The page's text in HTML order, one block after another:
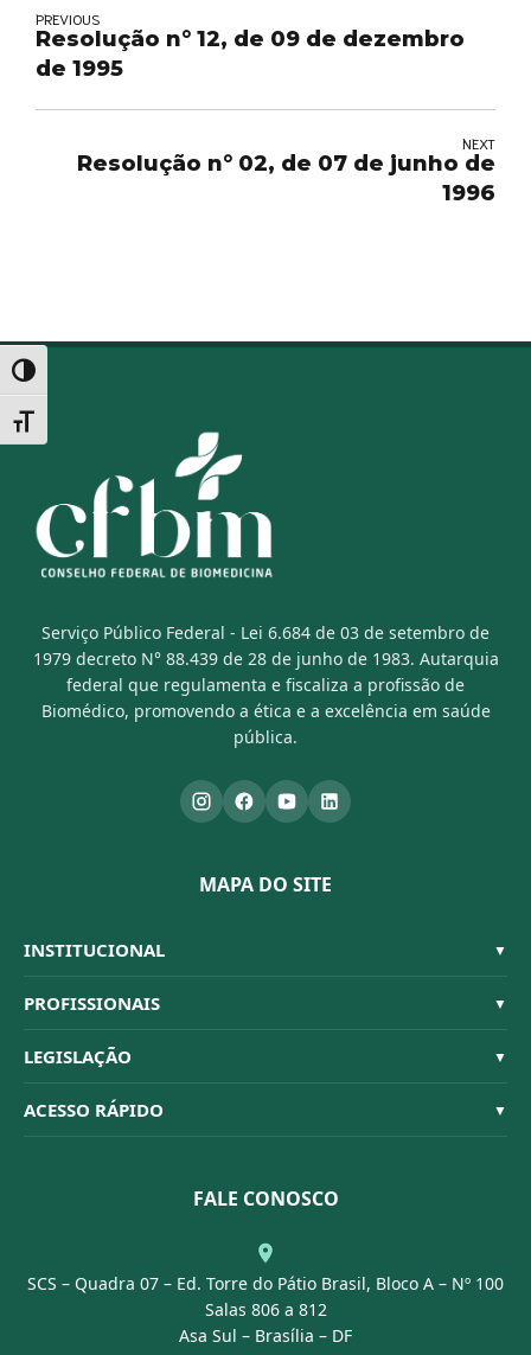
Alternar alto contraste
Alternar tamanho da fonte
PREVIOUS
Resolução n° 12, de 09 de dezembro
de 1995
NEXT
Resolução n° 02, de 07 de junho de
1996
Serviço Público Federal - Lei 6.684 de 03 de setembro de
1979 decreto N° 88.439 de 28 de junho de 1983. Autarquia
federal que regulamenta e fiscaliza a profissão de
Biomédico, promovendo a ética e a excelência em saúde
pública.
MAPA DO SITE
INSTITUCIONAL ▼
Sistema CFBM
Quem Somos
Organograma
Conselheiros
PROFISSIONAIS ▼
Habilitações
Código de Ética
Dúvidas Frequentes
LEGISLAÇÃO ▼
Resoluções
ACESSO RÁPIDO ▼
Portal Transparência
FALE CONOSCO
SCS – Quadra 07 – Ed. Torre do Pátio Brasil, Bloco A – Nº 100
Salas 806 a 812
Asa Sul – Brasília – DF